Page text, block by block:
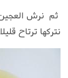
ثم نرش العجين
نتركها ترتاح